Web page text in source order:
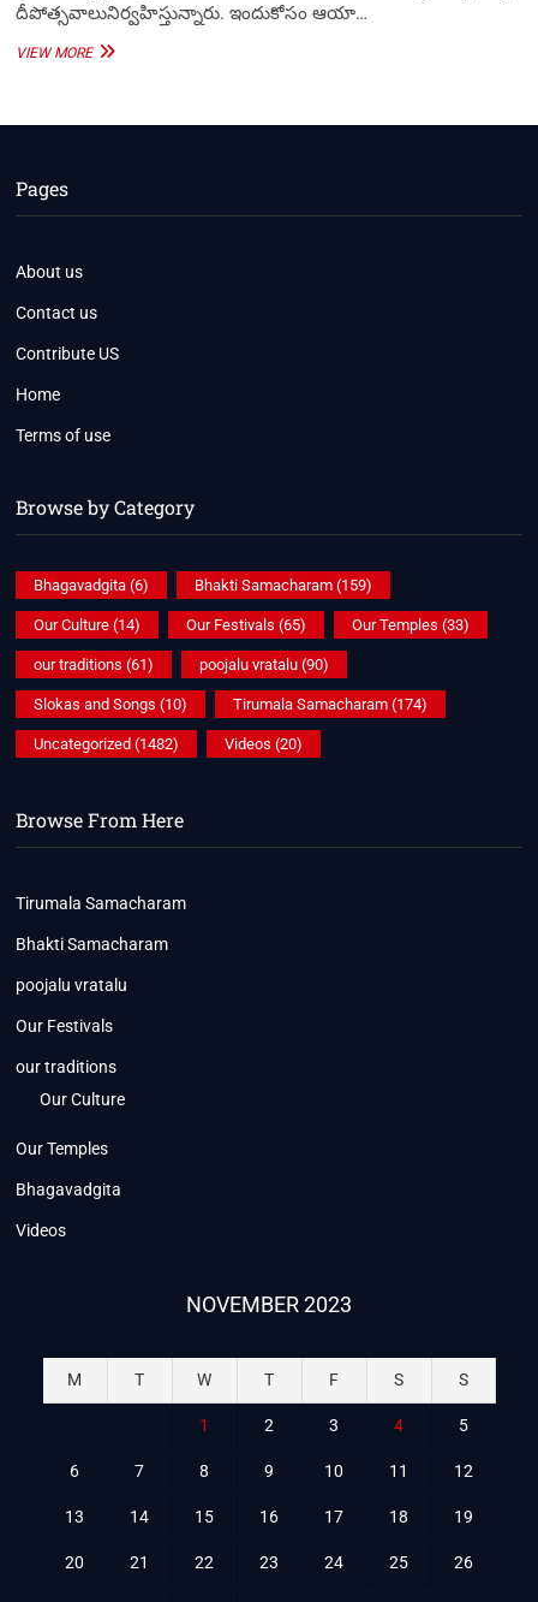
దీపోత్స‌వాలునిర్వహిస్తున్నారు. ఇందుకోసం ఆయా…
VIEW MOREనవంబ‌రు
Pages
About us
Contact us
Contribute US
Home
Terms of use
Browse by Category
Bhagavadgita (6) Bhakti Samacharam (159)
Our Culture (14) Our Festivals (65) Our Temples (33)
our traditions (61) poojalu vratalu (90)
Slokas and Songs (10) Tirumala Samacharam (174)
Uncategorized (1482) Videos (20)
Browse From Here
Tirumala Samacharam
Bhakti Samacharam
poojalu vratalu
Our Festivals
our traditions
Our Culture
Our Temples
Bhagavadgita
Videos
NOVEMBER 2023
M T W T F S S
1 2 3 4 5
6 7 8 9 10 11 12
13 14 15 16 17 18 19
20 21 22 23 24 25 26